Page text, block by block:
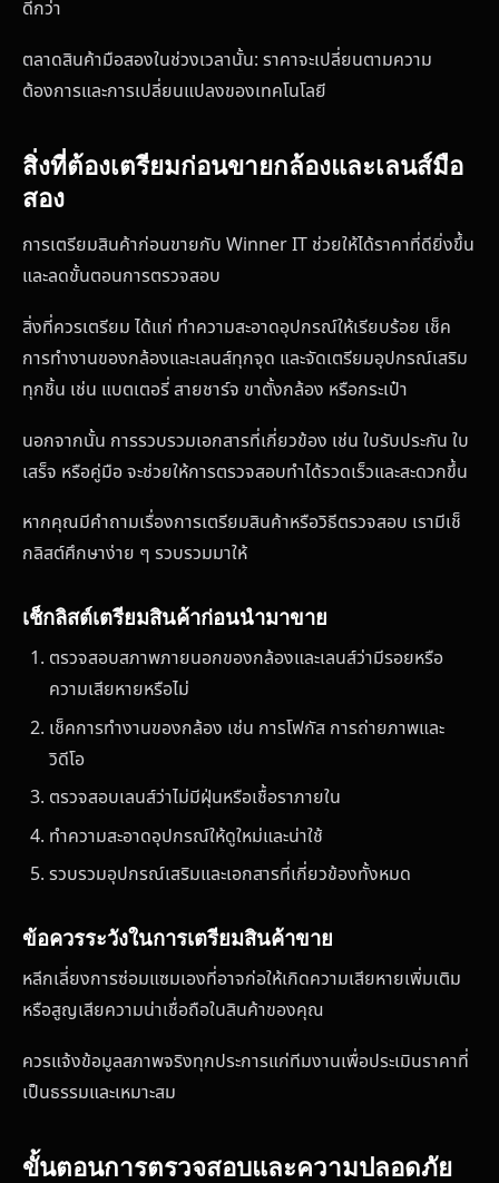
ดีกว่า
ตลาดสินค้ามือสองในช่วงเวลานั้น: ราคาจะเปลี่ยนตามความ
ต้องการและการเปลี่ยนแปลงของเทคโนโลยี
สิ่งที่ต้องเตรียมก่อนขายกล้องและเลนส์มือ
สอง
การเตรียมสินค้าก่อนขายกับ Winner IT ช่วยให้ได้ราคาที่ดียิ่งขึ้น
และลดขั้นตอนการตรวจสอบ
สิ่งที่ควรเตรียม ได้แก่ ทำความสะอาดอุปกรณ์ให้เรียบร้อย เช็ค
การทำงานของกล้องและเลนส์ทุกจุด และจัดเตรียมอุปกรณ์เสริม
ทุกชิ้น เช่น แบตเตอรี่ สายชาร์จ ขาตั้งกล้อง หรือกระเป๋า
นอกจากนั้น การรวบรวมเอกสารที่เกี่ยวข้อง เช่น ใบรับประกัน ใบ
เสร็จ หรือคู่มือ จะช่วยให้การตรวจสอบทำได้รวดเร็วและสะดวกขึ้น
หากคุณมีคำถามเรื่องการเตรียมสินค้าหรือวิธีตรวจสอบ เรามีเช็
กลิสต์ศึกษาง่าย ๆ รวบรวมมาให้
เช็กลิสต์เตรียมสินค้าก่อนนำมาขาย
ตรวจสอบสภาพภายนอกของกล้องและเลนส์ว่ามีรอยหรือ
ความเสียหายหรือไม่
เช็คการทำงานของกล้อง เช่น การโฟกัส การถ่ายภาพและ
วิดีโอ
ตรวจสอบเลนส์ว่าไม่มีฝุ่นหรือเชื้อราภายใน
ทำความสะอาดอุปกรณ์ให้ดูใหม่และน่าใช้
รวบรวมอุปกรณ์เสริมและเอกสารที่เกี่ยวข้องทั้งหมด
ข้อควรระวังในการเตรียมสินค้าขาย
หลีกเลี่ยงการซ่อมแซมเองที่อาจก่อให้เกิดความเสียหายเพิ่มเติม
หรือสูญเสียความน่าเชื่อถือในสินค้าของคุณ
ควรแจ้งข้อมูลสภาพจริงทุกประการแก่ทีมงานเพื่อประเมินราคาที่
เป็นธรรมและเหมาะสม
ขั้นตอนการตรวจสอบและความปลอดภัย